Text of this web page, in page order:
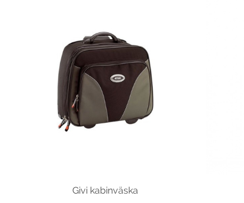
Givi kabinväska